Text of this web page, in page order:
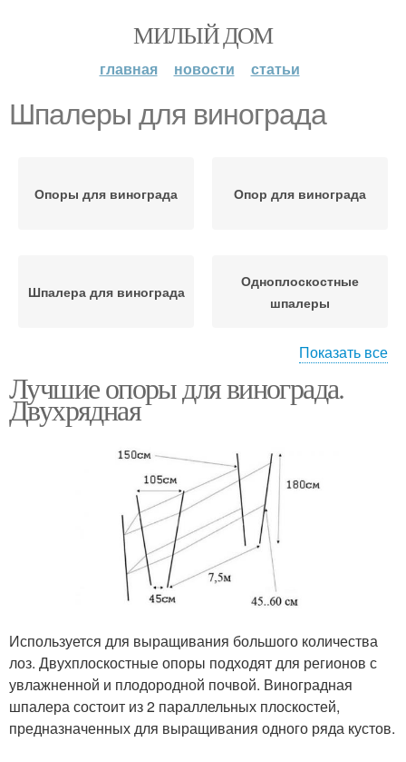
МИЛЫЙ ДОМ
главная новости статьи
Шпалеры для винограда
Опоры для винограда Опор для винограда
Шпалера для винограда
Одноплоскостные
шпалеры
Плоская шпалера
Показать все
Лучшие опоры для винограда.
Двухрядная
Используется для выращивания большого количества
лоз. Двухплоскостные опоры подходят для регионов с
увлажненной и плодородной почвой. Виноградная
шпалера состоит из 2 параллельных плоскостей,
предназначенных для выращивания одного ряда кустов.